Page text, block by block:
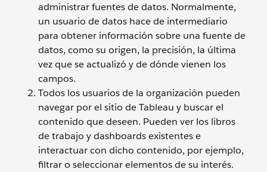
administrar fuentes de datos. Normalmente,
un usuario de datos hace de intermediario
para obtener información sobre una fuente de
datos, como su origen, la precisión, la última
vez que se actualizó y de dónde vienen los
campos.
Todos los usuarios de la organización pueden
navegar por el sitio de Tableau y buscar el
contenido que deseen. Pueden ver los libros
de trabajo y dashboards existentes e
interactuar con dicho contenido, por ejemplo,
filtrar o seleccionar elementos de su interés.